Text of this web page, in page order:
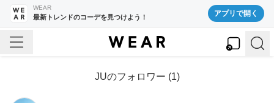
WEAR
最新トレンドのコーデを見つけよう！ アプリで開く
JUのフォロワー (1)